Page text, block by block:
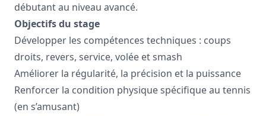
débutant au niveau avancé.
Objectifs du stage
Développer les compétences techniques : coups
droits, revers, service, volée et smash
Améliorer la régularité, la précision et la puissance
Renforcer la condition physique spécifique au tennis
(en s’amusant)